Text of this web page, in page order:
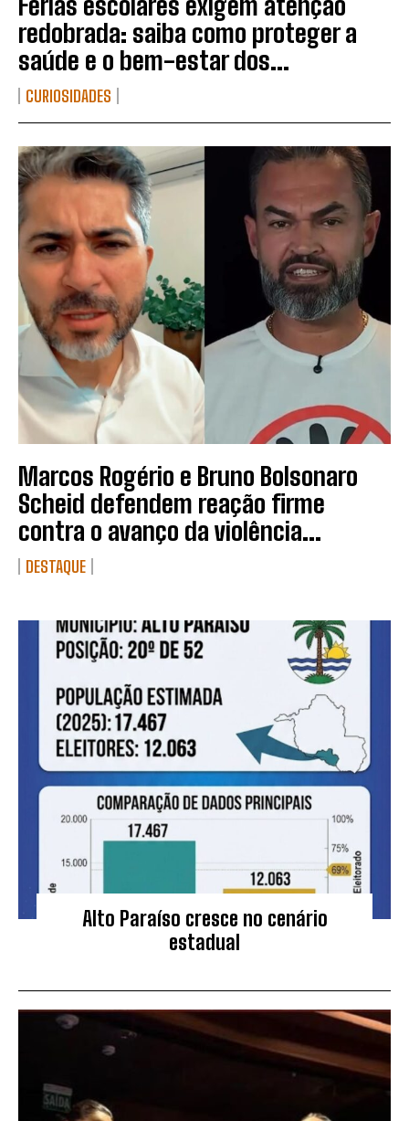
redobrada: saiba como proteger a
saúde e o bem-estar dos...
CURIOSIDADES
Marcos Rogério e Bruno Bolsonaro
Scheid defendem reação firme
contra o avanço da violência...
DESTAQUE
Alto Paraíso cresce no cenário
estadual